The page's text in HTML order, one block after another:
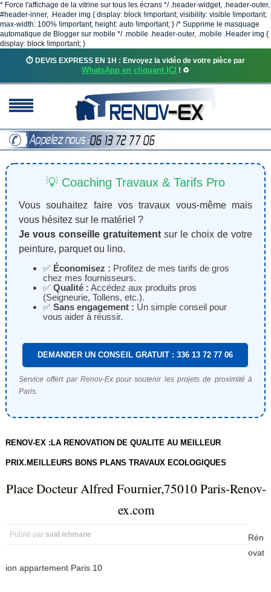
* Force l'affichage de la vitrine sur tous les écrans */ .header-widget, .header-outer,
#header-inner, .Header img { display: block !important; visibility: visible !important;
max-width: 100% !important; height: auto !important; } /* Supprime le masquage
automatique de Blogger sur mobile */ .mobile .header-outer, .mobile .Header img {
display: block !important; }
⏱️ DEVIS EXPRESS EN 1H : Envoyez la vidéo de votre pièce par
WhatsApp en cliquant ICI ! ♻️
💡 Coaching Travaux & Tarifs Pro
Vous souhaitez faire vos travaux vous-même mais
vous hésitez sur le matériel ?
Je vous conseille gratuitementsur le choix de votre
peinture, parquet ou lino.
✅ Économisez : Profitez de mes tarifs de gros
chez mes fournisseurs.
✅ Qualité : Accédez aux produits pros
(Seigneurie, Tollens, etc.).
✅ Sans engagement : Un simple conseil pour
vous aider à réussir.
DEMANDER UN CONSEIL GRATUIT : 336 13 72 77 06
Service offert par Renov-Ex pour soutenir les projets de proximité à
Paris.
RENOV-EX :LA RENOVATION DE QUALITE AU MEILLEUR
PRIX.MEILLEURS BONS PLANS TRAVAUX ECOLOGIQUES
Place Docteur Alfred Fournier,75010 Paris-Renov-
ex.com
Publié par said lehmane
Rén
ovat
ion appartement Paris 10